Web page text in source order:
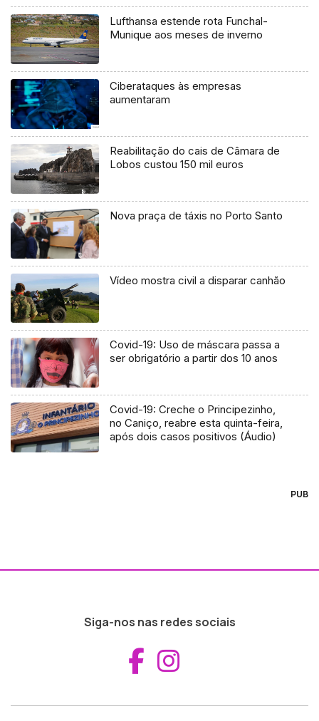
Lufthansa estende rota Funchal-
Munique aos meses de inverno
Ciberataques às empresas
aumentaram
Reabilitação do cais de Câmara de
Lobos custou 150 mil euros
Nova praça de táxis no Porto Santo
Vídeo mostra civil a disparar canhão
Covid-19: Uso de máscara passa a
ser obrigatório a partir dos 10 anos
Covid-19: Creche o Principezinho,
no Caniço, reabre esta quinta-feira,
após dois casos positivos (Áudio)
PUB
Siga-nos nas redes sociais
Aceder ao